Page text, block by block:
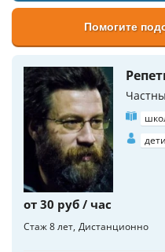
Помогите
от 30 руб / час
Стаж 8 лет Дистанционно